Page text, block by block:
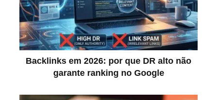
Backlinks em 2026: por que DR alto não
garante ranking no Google